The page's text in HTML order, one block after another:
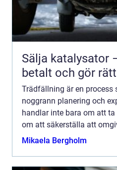
Sälja katalysator
betalt och gör
Trädfällning är en process
noggrann planering och
handlar inte bara om att
om att säkerställa att
människor so...
Mikaela Bergholm